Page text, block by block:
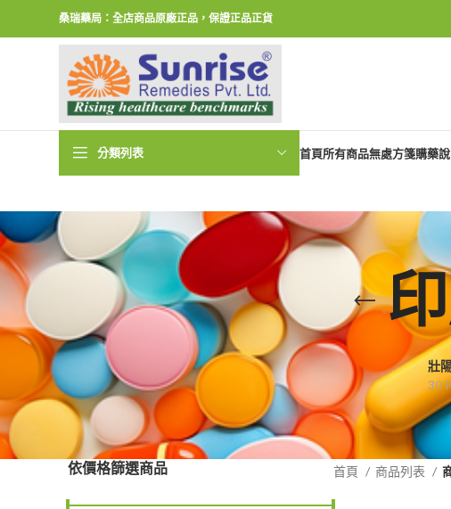
桑瑞藥局：全店商品原廠正品，保證正品正貨
分類列表 首頁所有商品無處方箋購藥
壯
30
依價格篩選商品 首頁 商品列表